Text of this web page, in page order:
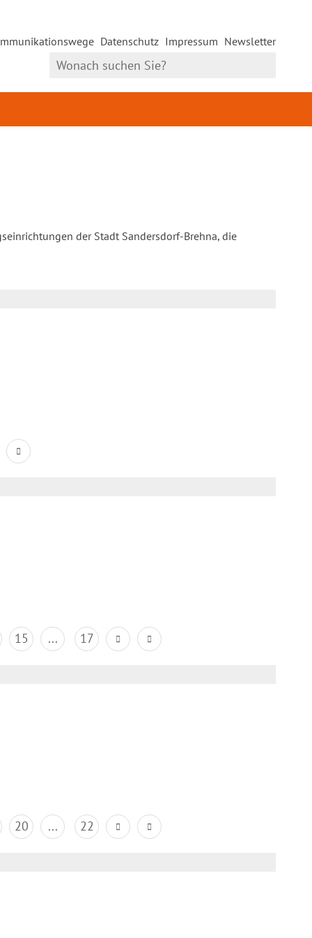
Datenschutz Impressum Newsletter
der Stadt Sandersdorf-Brehna, die
15 ... 17
20 ... 22